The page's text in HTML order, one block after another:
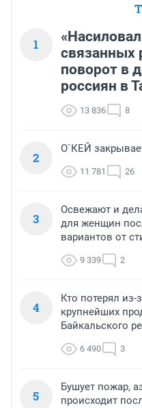
1
связанных
поворот в
россиян в
13 836 8
2
О`КЕЙ
11 781 26
3
Освежают и
для женщин
вариантов от
9 339 2
4
Кто потерял
крупнейших
Байкальского
6 490 3
5
Бушует пожар,
происходит